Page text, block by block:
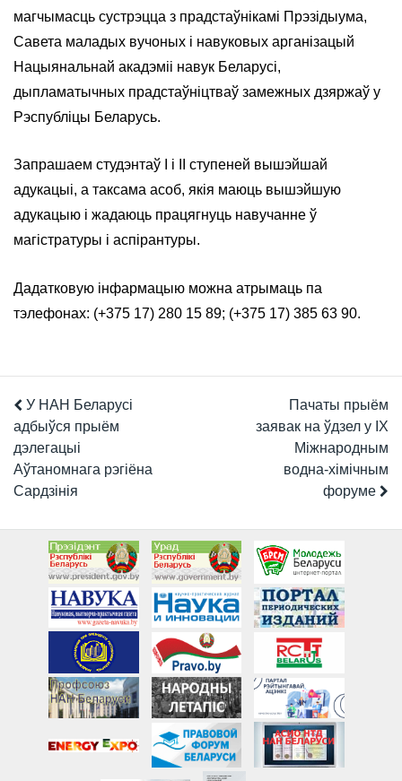
магчымасць сустрэцца з прадстаўнікамі Прэзідыума,
Савета маладых вучоных і навуковых арганізацый
Нацыянальнай акадэміі навук Беларусі,
дыпламатычных прадстаўніцтваў замежных дзяржаў у
Рэспубліцы Беларусь.
Запрашаем студэнтаў I і II ступеней вышэйшай
адукацыі, а таксама асоб, якія маюць вышэйшую
адукацыю і жадаюць працягнуць навучанне ў
магістратуры і аспірантуры.
Дадатковую інфармацыю можна атрымаць па
тэлефонах: (+375 17) 280 15 89; (+375 17) 385 63 90.
У НАН Беларусі
адбыўся прыём
дэлегацыі
Аўтаномнага рэгіёна
Сардзінія
Пачаты прыём
заявак на ўдзел у IX
Міжнародным
водна-хімічным
форуме